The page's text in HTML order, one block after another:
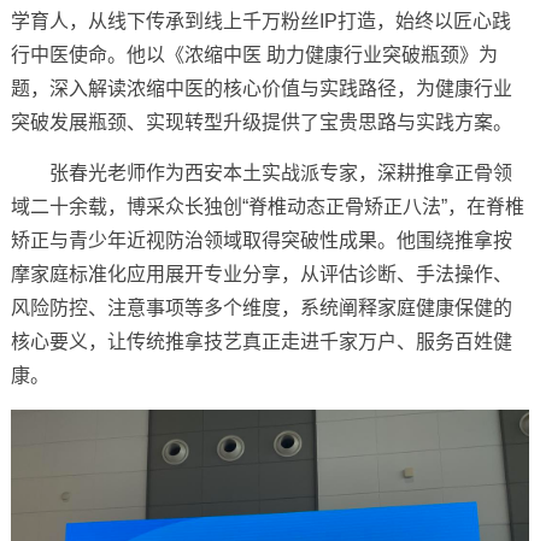
学育人，从线下传承到线上千万粉丝IP打造，始终以匠心践
行中医使命。他以《浓缩中医 助力健康行业突破瓶颈》为
题，深入解读浓缩中医的核心价值与实践路径，为健康行业
突破发展瓶颈、实现转型升级提供了宝贵思路与实践方案。
张春光老师作为西安本土实战派专家，深耕推拿正骨领
域二十余载，博采众长独创“脊椎动态正骨矫正八法”，在脊椎
矫正与青少年近视防治领域取得突破性成果。他围绕推拿按
摩家庭标准化应用展开专业分享，从评估诊断、手法操作、
风险防控、注意事项等多个维度，系统阐释家庭健康保健的
核心要义，让传统推拿技艺真正走进千家万户、服务百姓健
康。